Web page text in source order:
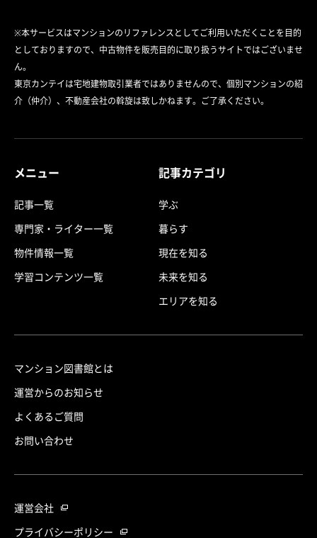
※本サービスはマンションのリファレンスとしてご利用いただくことを目的
としておりますので、中古物件を販売目的に取り扱うサイトではございませ
ん。
東京カンテイは宅地建物取引業者ではありませんので、個別マンションの紹
介（仲介）、不動産会社の斡旋は致しかねます。ご了承ください。
メニュー
記事一覧
専門家・ライター一覧
物件情報一覧
学習コンテンツ一覧
記事カテゴリ
学ぶ
暮らす
現在を知る
未来を知る
エリアを知る
マンション図書館とは
運営からのお知らせ
よくあるご質問
お問い合わせ
運営会社
プライバシーポリシー